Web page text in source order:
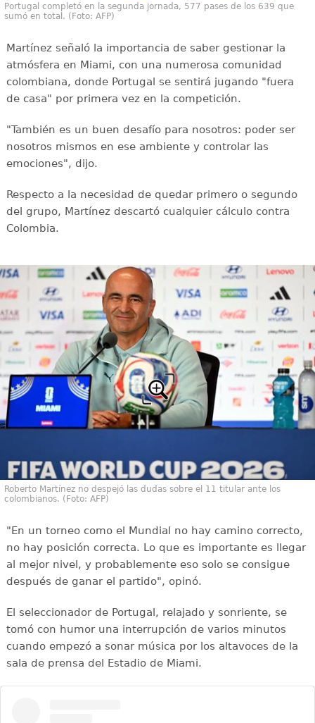
Portugal completó en la segunda jornada, 577 pases de los 639 que
sumó en total. (Foto: AFP)
Martínez señaló la importancia de saber gestionar la
atmósfera en Miami, con una numerosa comunidad
colombiana, donde Portugal se sentirá jugando "fuera
de casa" por primera vez en la competición.
"También es un buen desafío para nosotros: poder ser
nosotros mismos en ese ambiente y controlar las
emociones", dijo.
Respecto a la necesidad de quedar primero o segundo
del grupo, Martínez descartó cualquier cálculo contra
Colombia.
Roberto Martínez no despejó las dudas sobre el 11 titular ante los
colombianos. (Foto: AFP)
"En un torneo como el Mundial no hay camino correcto,
no hay posición correcta. Lo que es importante es llegar
al mejor nivel, y probablemente eso solo se consigue
después de ganar el partido", opinó.
El seleccionador de Portugal, relajado y sonriente, se
tomó con humor una interrupción de varios minutos
cuando empezó a sonar música por los altavoces de la
sala de prensa del Estadio de Miami.